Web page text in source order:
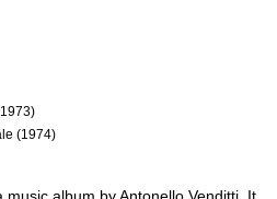
(1974)